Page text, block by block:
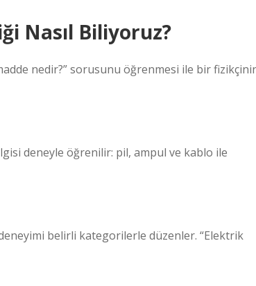
Nasıl Biliyoruz?
nedir?” sorusunu öğrenmesi ile bir
deneyle öğrenilir: pil, ampul ve kablo ile
belirli kategorilerle düzenler. “Elektrik